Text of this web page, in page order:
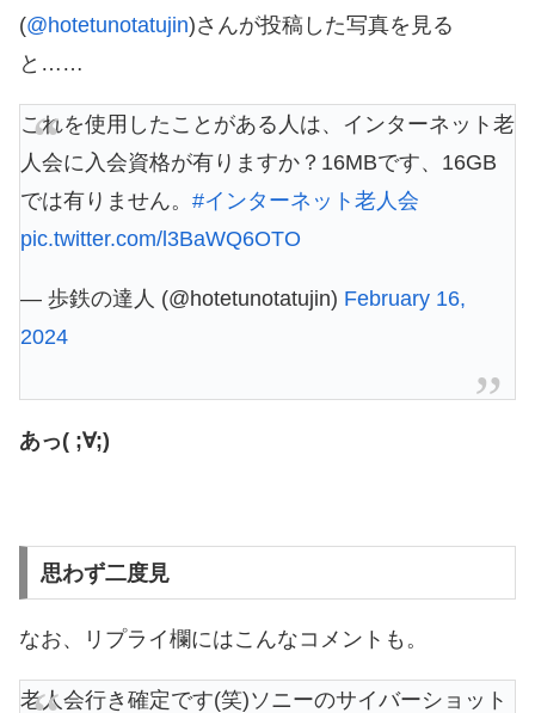
(@hotetunotatujin)さんが投稿した写真を見る
と……
これを使用したことがある人は、インターネット老
人会に入会資格が有りますか？16MBです、16GB
では有りません。 #インターネット老人会
pic.twitter.com/l3BaWQ6OTO
— 歩鉄の達人 (@hotetunotatujin) February 16,
2024
あっ( ;∀;)
思わず二度見
なお、リプライ欄にはこんなコメントも。
老人会行き確定です(笑)ソニーのサイバーショット